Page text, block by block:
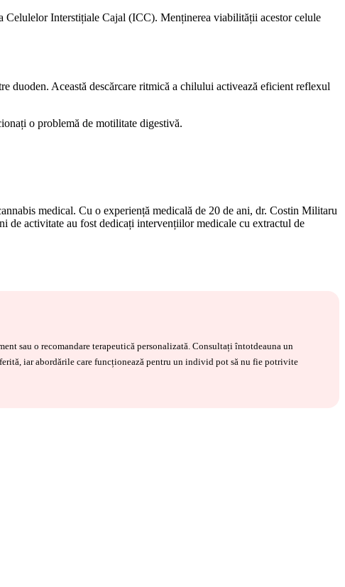
Celulelor Interstițiale Cajal (ICC). Menținerea viabilității acestor celule
duoden. Această descărcare ritmică a chilului activează eficient reflexul
o problemă de motilitate digestivă.
medical. Cu o experiență medicală de 20 de ani, dr. Costin Militaru
de activitate au fost dedicați intervențiilor medicale cu extractul de
sau o recomandare terapeutică personalizată. Consultați întotdeauna un
iar abordările care funcționează pentru un individ pot să nu fie potrivite